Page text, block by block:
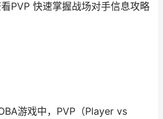
PVP 快速掌握战场对手信息攻略
游戏中，PVP（Player vs